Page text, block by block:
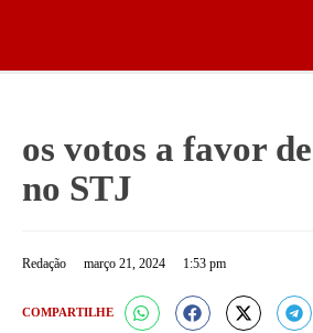
os votos a favor
no STJ
Redação março 21, 2024 1:53 pm
COMPARTILHE